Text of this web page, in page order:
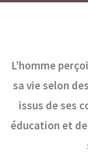
L’homme
sa vie selon
issus de ses
éducation et